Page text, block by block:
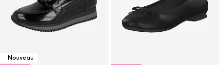
Nouveau